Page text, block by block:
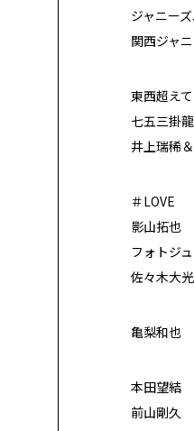
ジャニー
関西ジャ
東西超え
七五三掛
井上瑞稀
＃LOVE
影山拓也
フォトジ
佐々木大光
亀梨和也
本田望結
前山剛久